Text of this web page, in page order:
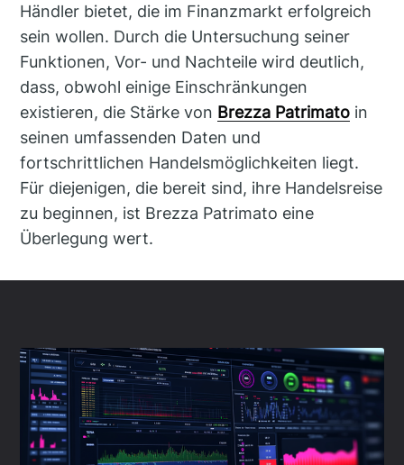
Händler bietet, die im Finanzmarkt erfolgreich
sein wollen. Durch die Untersuchung seiner
Funktionen, Vor- und Nachteile wird deutlich,
dass, obwohl einige Einschränkungen
existieren, die Stärke von Brezza Patrimato in
seinen umfassenden Daten und
fortschrittlichen Handelsmöglichkeiten liegt.
Für diejenigen, die bereit sind, ihre Handelsreise
zu beginnen, ist Brezza Patrimato eine
Überlegung wert.